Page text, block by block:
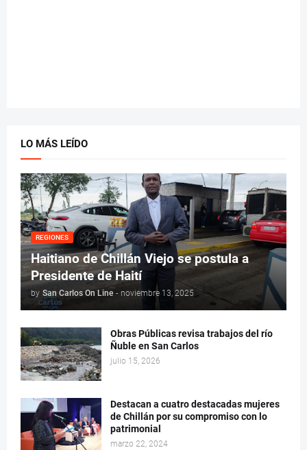
LO MÁS LEÍDO
REGIONES
Haitiano de Chillán Viejo se postula a
Presidente de Haití
by San Carlos On Line - noviembre 13, 2025
Obras Públicas revisa trabajos del río
Ñuble en San Carlos
julio 15, 2026
Destacan a cuatro destacadas mujeres
de Chillán por su compromiso con lo
patrimonial
marzo 22, 2024